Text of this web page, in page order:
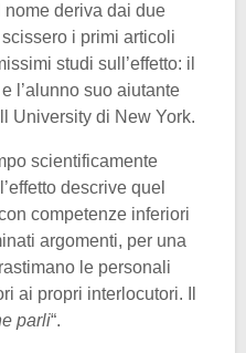
nome deriva dai due
i primi articoli
studi sull’effetto: il
e l’alunno suo aiutante
University di New York.
scientificamente
descrive quel
competenze inferiori
argomenti, per una
le personali
ai propri interlocutori. Il
parli“.